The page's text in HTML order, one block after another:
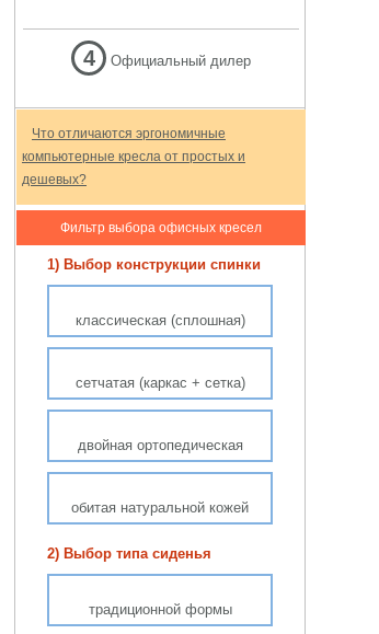
4 Официальный дилер
Что отличаются эргономичные
компьютерные кресла от простых и
дешевых?
Фильтр выбора офисных кресел
1) Выбор конструкции спинки
классическая (сплошная)
сетчатая (каркас + сетка)
двойная ортопедическая
обитая натуральной кожей
2) Выбор типа сиденья
традиционной формы